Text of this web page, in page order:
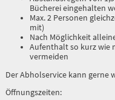
Bücherei eingehalten
Max. 2 Personen
mit)
Nach Möglichkeit
Aufenthalt so kurz wie
vermeiden
Der Abholservice kann gerne
Öffnungszeiten: